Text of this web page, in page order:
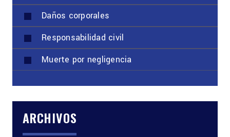
Daños corporales
Responsabilidad civil
Muerte por negligencia
ARCHIVOS